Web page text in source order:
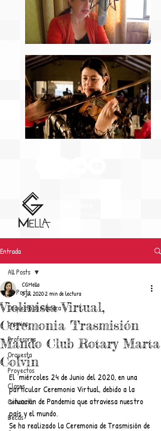
Entrada
All Posts
Orquesta de Cámara
premios
Profesores
Orquesta
Proyectos
Clases
Concierto
Becas
All Posts
Violinista Virtual,
Ceremonia Trasmisión
Mando Club Rotary Marta
Colvin
CGMella
5 jul 20202 min de lectura
El  miércoles 24 de Junio del 2020, en una
particular Ceremonia Virtual, debido a la
situación de Pandemia que atraviesa nuestro
país y el mundo.
Se ha realizado la Ceremonia de Trasmisión de